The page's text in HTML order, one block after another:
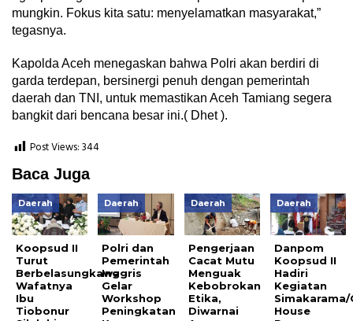
mungkin. Fokus kita satu: menyelamatkan masyarakat,”
tegasnya.
Kapolda Aceh menegaskan bahwa Polri akan berdiri di
garda terdepan, bersinergi penuh dengan pemerintah
daerah dan TNI, untuk memastikan Aceh Tamiang segera
bangkit dari bencana besar ini.( Dhet ).
Post Views:344
Baca Juga
Daerah
Koopsud II
Turut
Berbelasungkawa
Wafatnya
Ibu
Tiobonur
Daerah
Polri dan
Pemerintah
Inggris
Gelar
Workshop
Peningkatan
Daerah
Pengerjaan
Cacat Mutu
Menguak
Kebobrokan
Etika,
Diwarnai
Daerah
Danpom
Koopsud II
Hadiri
Kegiatan
Simakarama/
House